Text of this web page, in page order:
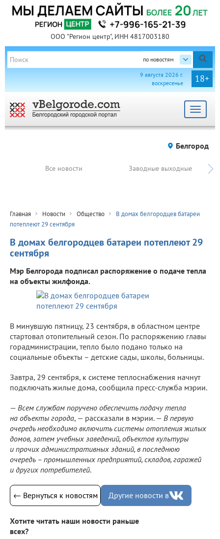
ООО "Регион центр", ИНН 4817003180
по новостям
18+
9 августа 2026 г.
воскресенье
Toggle
Белгород
Все новости Заводные выходные
Главная Новости Общество
В домах белгородцев батареи
потеплеют 29 сентября
В домах белгородцев батареи потеплеют 29
сентября
Мэр Белгорода подписал распоряжение о подаче тепла
на объекты жилфонда.
В минувшую пятницу, 23 сентября, в областном центре
стартовал отопительный сезон. По распоряжению главы
горадминистрации, тепло было подано только на
социальные объекты – детские сады, школы, больницы.
Завтра, 29 сентября, к системе теплоснабжения начнут
подключать жилые дома, сообщила пресс-служба мэрии.
— Всем службам поручено обеспечить подачу тепла
на объекты города, — рассказали в мэрии. — В первую
очередь необходимо включить системы отопления жилых
домов, затем учебных заведений, объектов культуры
и прочих административных зданий, в последнюю
очередь – промышленных предприятий, складов, гаражей
и других потребителей.
← Вернуться к новостям Другие новости в
Хотите читать наши новости раньше
всех?